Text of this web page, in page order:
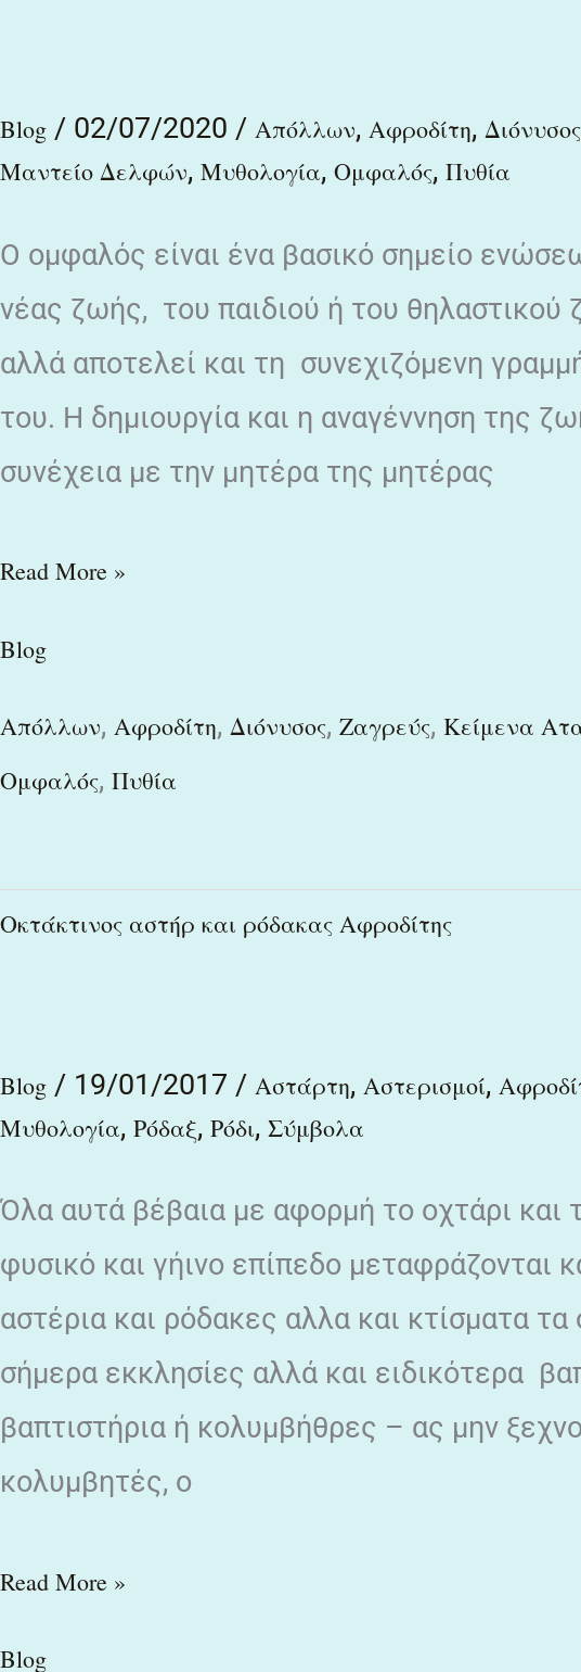
Blog / 02/07/2020 / Απόλλων, Αφροδίτη, Διόνυσος
Μαντείο Δελφών, Μυθολογία, Ομφαλός, Πυθία
Ο ομφαλός είναι ένα βασικό σημείο
νέας ζωής, του παιδιού ή του
αλλά αποτελεί και τη συνεχιζόμενη
του. Η δημιουργία και η αναγέννηση της
συνέχεια με την μητέρα της μητέρας
ἐστὶν
Διονύσου
Read More »
Blog
Απόλλων, Αφροδίτη, Διόνυσος, Ζαγρεύς, Κείμενα
Ομφαλός, Πυθία
Οκτάκτινος αστήρ και ρόδακας Αφροδίτης
Blog / 19/01/2017 / Αστάρτη, Αστερισμοί,
Μυθολογία, Ρόδαξ, Ρόδι, Σύμβολα
Όλα αυτά βέβαια με αφορμή το οχτάρι και
φυσικό και γήινο επίπεδο μεταφράζονται
αστέρια και ρόδακες αλλα και κτίσματα
σήμερα εκκλησίες αλλά και ειδικότερα
βαπτιστήρια ή κολυμβήθρες – ας μην
κολυμβητές, ο
Οκτάκτινος
Αφροδίτης
Read More »
Blog